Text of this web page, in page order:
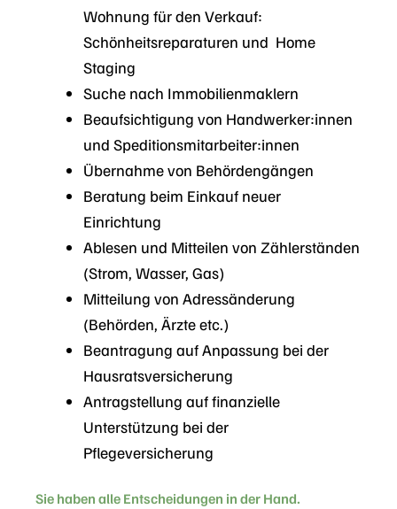
Wohnung für den Verkauf:
Schönheitsreparaturen und Home
Staging
Suche nach Immobilienmaklern
Beaufsichtigung von Handwerker:innen
und Speditionsmitarbeiter:innen
Übernahme von Behördengängen
Beratung beim Einkauf neuer
Einrichtung
Ablesen und Mitteilen von Zählerständen
(Strom, Wasser, Gas)
Mitteilung von Adressänderung
(Behörden, Ärzte etc.)
Beantragung auf Anpassung bei der
Hausratsversicherung
Antragstellung auf finanzielle
Unterstützung bei der
Pflegeversicherung
Sie haben alle Entscheidungen in der Hand.